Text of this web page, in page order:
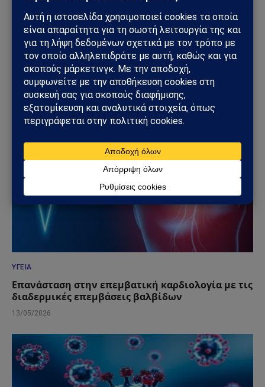
Συναγερμός στην Ιταλία για πιθανό κρούσμα
Έμπολα: Ασθενής σε απομόνωση μετά από ταξίδι
στο Κονγκό
01/06/2026
ΥΓΕΊΑ
Επανάσταση στην επεμβατική καρδιολογία με τις
διαδερμικές επεμβάσεις βαλβίδων
13/05/2026